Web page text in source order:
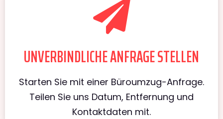
UNVERBINDLICHE ANFRAGE STELLEN
Starten Sie mit einer Büroumzug-Anfrage.
Teilen Sie uns Datum, Entfernung und
Kontaktdaten mit.